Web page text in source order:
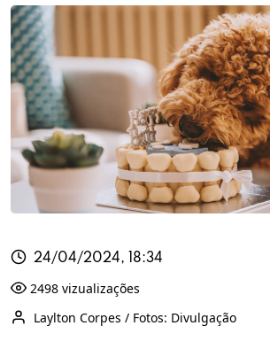
24/04/2024, 18:34
2498 vizualizações
Laylton Corpes / Fotos: Divulgação